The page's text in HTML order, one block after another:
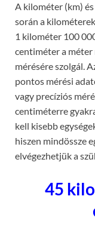
A kilométer (km)
során a
1 kilométer 100
centiméter a méter
mérésére szolgál.
pontos mérési
vagy precíziós
centiméterre
kell kisebb
hiszen mindössze
elvégezhetjük a
45